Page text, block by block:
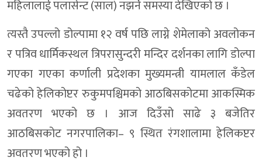
महिलालाई पलासेन्ट (साल) नझर्ने समस्या देखिएको छ ।
त्यस्तै उपल्लो डोल्पामा १२ वर्ष पछि लाग्ने शेमेलाको अवलोकन
र पत्रिव धार्मिकस्थल त्रिपरासुन्दरी मन्दिर दर्शनका लागि डोल्पा
गएका गएका कर्णाली प्रदेशका मुख्यमन्त्री यामलाल कँडेल
चढेको हेलिकोप्टर रुकुमपश्चिमको आठबिसकोटमा आकस्मिक
अवतरण भएको छ । आज दिउँसो साढे ३ बजेतिर
आठबिसकोट नगरपालिका– ९ स्थित रंगशालामा हेलिकप्टर
अवतरण भएको हो ।